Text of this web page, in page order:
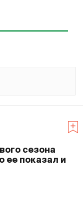
сезона
ее показал и